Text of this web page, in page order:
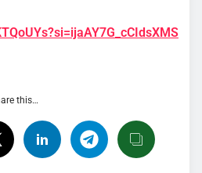
this…